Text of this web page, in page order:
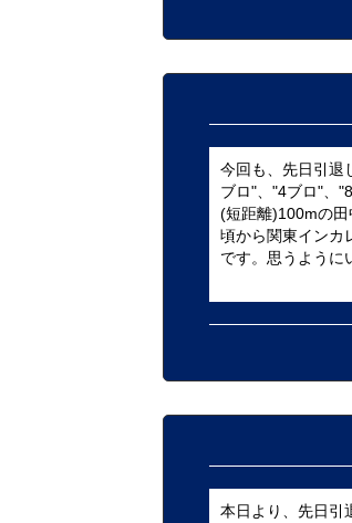
今回も、先日引退
ブロ"、"4ブロ"、
(短距離)100mの
頃から関東インカ
です。思うように
本日より、先日引